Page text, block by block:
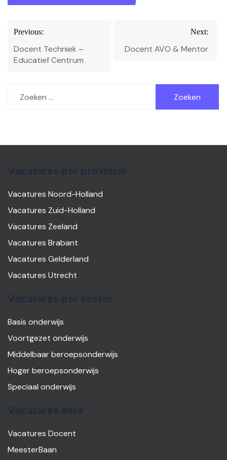
Bericht
navigatie
Previous:
Docent Techniek –
Educatief Centrum
Next:
Docent AVO & Mentor
naar:
Vacatures Noord-Holland
Vacatures Zuid-Holland
Vacatures Zeeland
Vacatures Brabant
Vacatures Gelderland
Vacatures Utrecht
Basis onderwijs
Voortgezet onderwijs
Middelbaar beroepsonderwijs
Hoger beroepsonderwijs
Speciaal onderwijs
Vacatures Docent
MeesterBaan